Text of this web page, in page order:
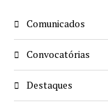
Comunicados
Convocatórias
Destaques